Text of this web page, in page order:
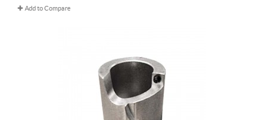
Add to Compare